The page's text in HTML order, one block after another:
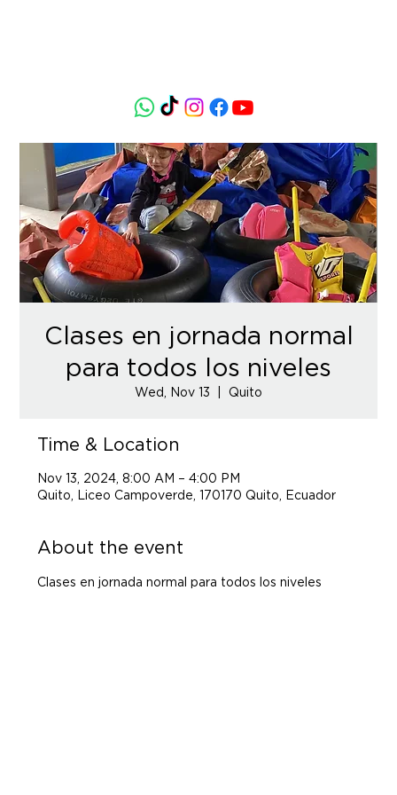
Clases en jornada normal
para todos los niveles
Wed, Nov 13 Quito
Time & Location
Nov 13, 2024, 8:00 AM – 4:00 PM
Quito, Liceo Campoverde, 170170 Quito, Ecuador
About the event
Clases en jornada normal para todos los niveles